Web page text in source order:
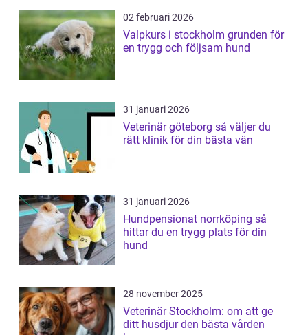
02 februari 2026
Valpkurs i stockholm grunden för
en trygg och följsam hund
31 januari 2026
Veterinär göteborg så väljer du
rätt klinik för din bästa vän
31 januari 2026
Hundpensionat norrköping så
hittar du en trygg plats för din
hund
28 november 2025
Veterinär Stockholm: om att ge
ditt husdjur den bästa vården